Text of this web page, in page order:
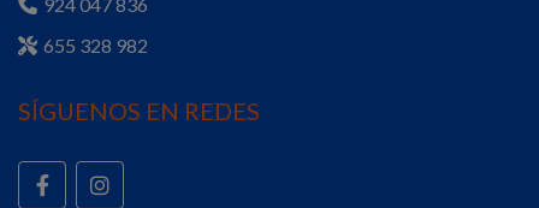
655 328 982
SÍGUENOS EN REDES